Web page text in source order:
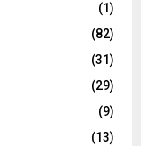
(1)
(82)
(31)
(29)
(9)
(13)